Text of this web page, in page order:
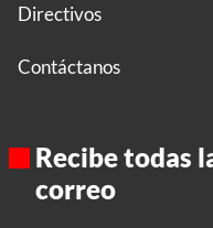
Directivos
Contáctanos
Recibe todas
correo